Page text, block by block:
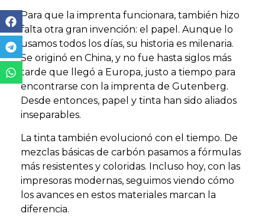
Para que la imprenta funcionara, también hizo
falta otra gran invención: el papel. Aunque lo
usamos todos los días, su historia es milenaria.
Se originó en China, y no fue hasta siglos más
tarde que llegó a Europa, justo a tiempo para
encontrarse con la imprenta de Gutenberg.
Desde entonces, papel y tinta han sido aliados
inseparables.
La tinta también evolucionó con el tiempo. De
mezclas básicas de carbón pasamos a fórmulas
más resistentes y coloridas. Incluso hoy, con las
impresoras modernas, seguimos viendo cómo
los avances en estos materiales marcan la
diferencia.